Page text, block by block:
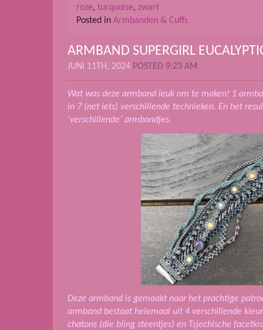
roze, turquoise, zwart
Posted in Armbanden & Cuffs
ARMBAND SUPERGIRL
JUNI 11TH, 2024 POSTED 9:23 AM
Wat was deze armband leuk om te maken! 1
in 7 (net iets) verschillende technieken. En het
‘verschillende’ armbandjes.
Deze armband is gemaakt naar het prachtige
armband bestaat helemaal uit 4 verschillende
chatons (die bling steentjes) en Tsjechische